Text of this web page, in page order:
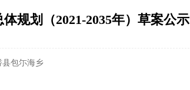
规划（2021-2035年）草案公示
县包尓海乡